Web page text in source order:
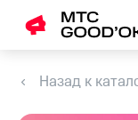
Назад к